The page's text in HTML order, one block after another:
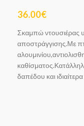
36.00€
Σκαμπώ ντουσιέρας
αποστράγγισης.Με
δαπέδου και